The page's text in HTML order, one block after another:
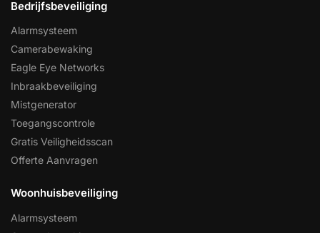
Bedrijfsbeveiliging
Alarmsysteem
Camerabewaking
Eagle Eye Networks
Inbraakbeveiliging
Mistgenerator
Toegangscontrole
Gratis Veiligheidsscan
Offerte Aanvragen
Woonhuisbeveiliging
Alarmsysteem